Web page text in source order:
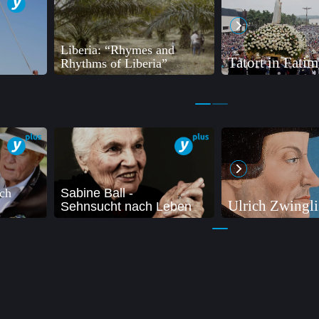
Liberia: “Rhymes and
Rhythms of Liberia”
Tatort in
Sabine Ball -
Sehnsucht nach Leben
Ulrich Zwingli